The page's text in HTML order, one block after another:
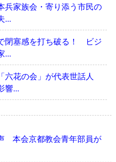
兵家族会・寄り添う市民の
...
閉塞感を打ち破る！ ビジ
...
六花の会」が代表世話人
響...
本会京都教会青年部員が